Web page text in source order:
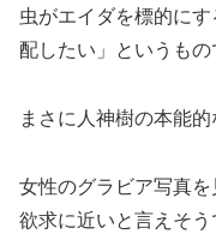
虫がエイダを標的に
配したい」というもの
まさに人神樹の本能
女性のグラビア写真
欲求に近いと言えそう